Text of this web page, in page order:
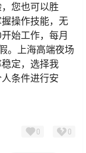
您也可以胜
操作技能，无
始工作，每月
。上海高端夜场
定，选择我
条件进行安
0 0